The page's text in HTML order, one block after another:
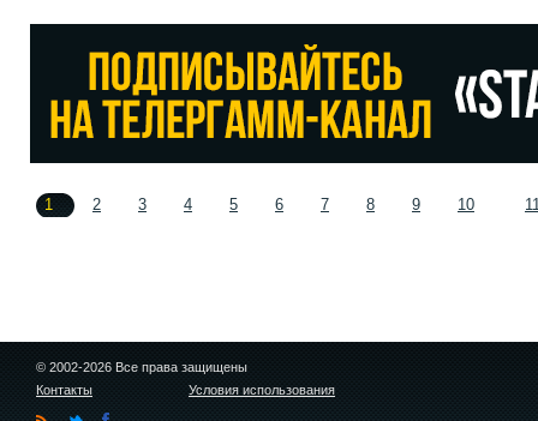
1 2 3 4 5 6 7 8 9 10
© 2002-2026 Все права защищены
Контакты
Условия использования